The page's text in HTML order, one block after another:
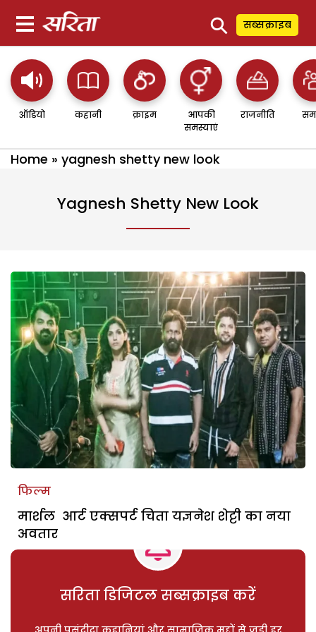
⚲ सब्सक्राइब
ऑडियो कहानी क्राइम
आपकी
समस्याएं
राजनीति
Home » yagnesh shetty new look
Yagnesh Shetty New Look
फिल्म
मार्शल आर्ट एक्सपर्ट चिता यज्ञनेश शेट्टी का नया
अवतार
सरिता डिजिटल सब्सक्राइब करें